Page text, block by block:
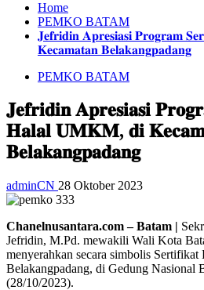
Home
PEMKO BATAM
𝐉𝐞𝐟𝐫𝐢𝐝𝐢𝐧 𝐀𝐩𝐫𝐞𝐬𝐢𝐚𝐬𝐢 𝐏𝐫𝐨𝐠𝐫𝐚𝐦
𝐊𝐞𝐜𝐚𝐦𝐚𝐭𝐚𝐧 𝐁𝐞𝐥𝐚𝐤𝐚𝐧𝐠𝐩𝐚𝐝𝐚𝐧𝐠
PEMKO BATAM
𝐉𝐞𝐟𝐫𝐢𝐝𝐢𝐧 𝐀𝐩𝐫𝐞𝐬𝐢𝐚𝐬𝐢
𝐇𝐚𝐥𝐚𝐥 𝐔𝐌𝐊𝐌, 𝐝𝐢
𝐁𝐞𝐥𝐚𝐤𝐚𝐧𝐠𝐩𝐚𝐝𝐚𝐧𝐠
adminCN 28 Oktober 2023
Chanelnusantara.com – Batam |
Jefridin, M.Pd. mewakili Wali Kota
menyerahkan secara simbolis
Belakangpadang, di Gedung Nasional
(28/10/2023).